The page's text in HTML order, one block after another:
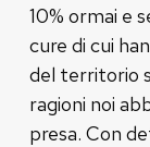
10% ormai e
cure di cui
del territorio
ragioni noi
presa. Con